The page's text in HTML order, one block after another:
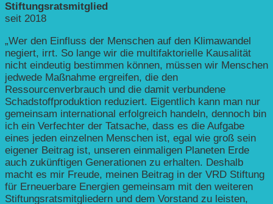
Stiftungsratsmitglied
seit 2018
„Wer den Einfluss der Menschen auf den Klimawandel
negiert, irrt. So lange wir die multifaktorielle Kausalität
nicht eindeutig bestimmen können, müssen wir Menschen
jedwede Maßnahme ergreifen, die den
Ressourcenverbrauch und die damit verbundene
Schadstoffproduktion reduziert. Eigentlich kann man nur
gemeinsam international erfolgreich handeln, dennoch bin
ich ein Verfechter der Tatsache, dass es die Aufgabe
eines jeden einzelnen Menschen ist, egal wie groß sein
eigener Beitrag ist, unseren einmaligen Planeten Erde
auch zukünftigen Generationen zu erhalten. Deshalb
macht es mir Freude, meinen Beitrag in der VRD Stiftung
für Erneuerbare Energien gemeinsam mit den weiteren
Stiftungsratsmitgliedern und dem Vorstand zu leisten,